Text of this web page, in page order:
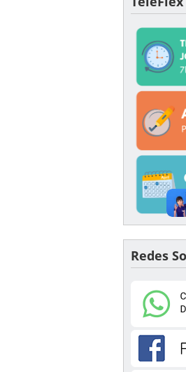
Redes